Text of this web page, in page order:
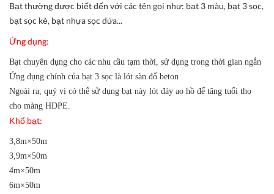
Bạt thường được biết đến với các tên gọi như: bạt 3 màu, bạt 3 sọc,
bạt sọc kẻ, bạt nhựa sọc dứa...
Ứng dụng:
Bạt chuyên dụng cho các nhu cầu tạm thời, sử dụng trong thời gian ngắn
Ứng dụng chính của bạt 3 sọc là lót sàn đổ beton
Ngoài ra, quý vị có thể sử dụng bạt này lót đáy ao hồ để tăng tuổi thọ
cho màng HDPE.
Khổ bạt:
3,8m×50m
3,9m×50m
4m×50m
6m×50m